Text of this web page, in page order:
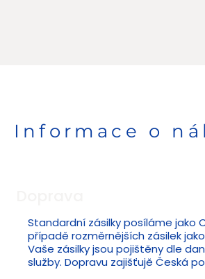
Informace o
Standardní zásilky posíláme jako
případě rozměrnějších zásilek jako
Vaše zásilky jsou pojištěny dle
služby. Dopravu zajišťujě Česká